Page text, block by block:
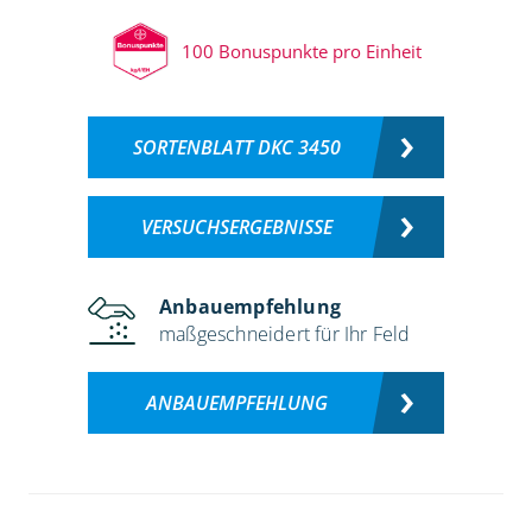
100 Bonuspunkte pro Einheit
SORTENBLATT DKC 3450
VERSUCHSERGEBNISSE
Anbauempfehlung
maßgeschneidert für Ihr Feld
ANBAUEMPFEHLUNG